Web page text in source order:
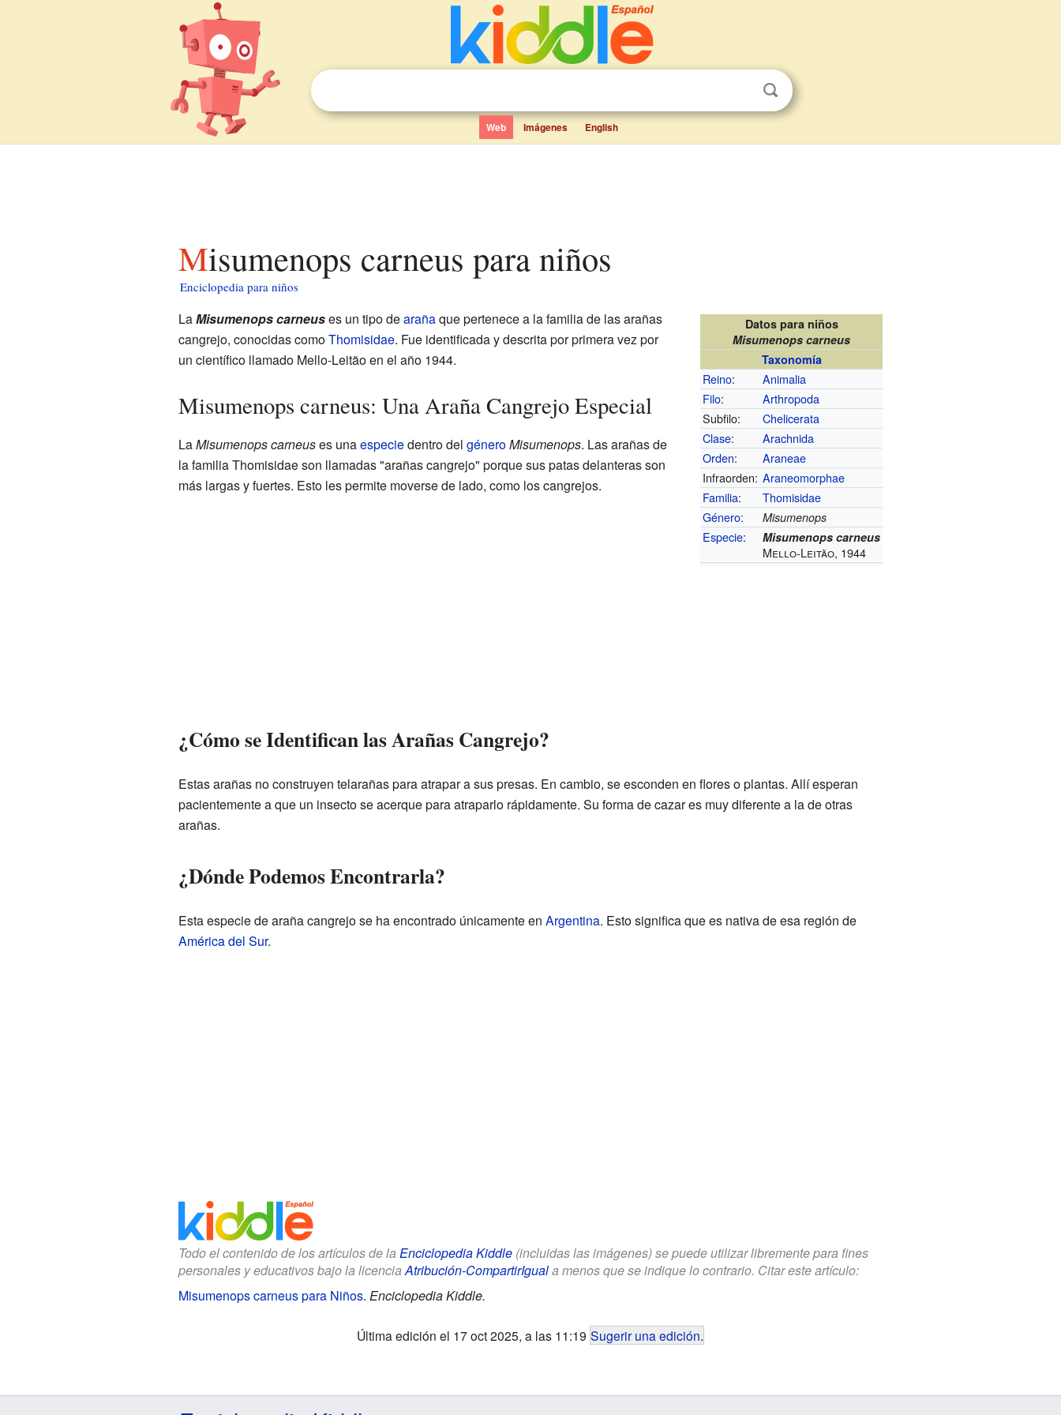
Web Imágenes English
Misumenops carneus para niños
Enciclopedia para niños
Datos para niños
Misumenops carneus
Taxonomía
Reino:
Animalia
Filo:
Arthropoda
Subfilo:
Chelicerata
Clase:
Arachnida
Orden:
Araneae
Infraorden: Araneomorphae
Familia:
Thomisidae
Género: Misumenops
Especie: Misumenops carneus
Mello-Leitão, 1944
LaMisumenops carneuses un tipo dearañaque pertenece a la familia de las arañas
cangrejo, conocidas comoThomisidae. Fue identificada y descrita por primera vez por
un científico llamado Mello-Leitão en el año 1944.
Misumenops carneus: Una Araña Cangrejo Especial
LaMisumenops carneuses unaespeciedentro del géneroMisumenops. Las arañas de
la familia Thomisidae son llamadas "arañas cangrejo" porque sus patas delanteras son
más largas y fuertes. Esto les permite moverse de lado, como los cangrejos.
¿Cómo se Identifican las Arañas Cangrejo?
Estas arañas no construyen telarañas para atrapar a sus presas. En cambio, se esconden en flores o plantas. Allí esperan
pacientemente a que un insecto se acerque para atraparlo rápidamente. Su forma de cazar es muy diferente a la de otras
arañas.
¿Dónde Podemos Encontrarla?
Esta especie de araña cangrejo se ha encontrado únicamente en Argentina. Esto significa que es nativa de esa región de
América del Sur.
Todo el contenido de los artículos de la Enciclopedia Kiddle(incluidas las imágenes) se puede utilizar libremente para fines
personales y educativos bajo la licenciaAtribución-CompartirIguala menos que se indique lo contrario. Citar este artículo:
Misumenops carneus para Niños. Enciclopedia Kiddle.
Última edición el 17 oct 2025, a las 11:19 Sugerir una edición.